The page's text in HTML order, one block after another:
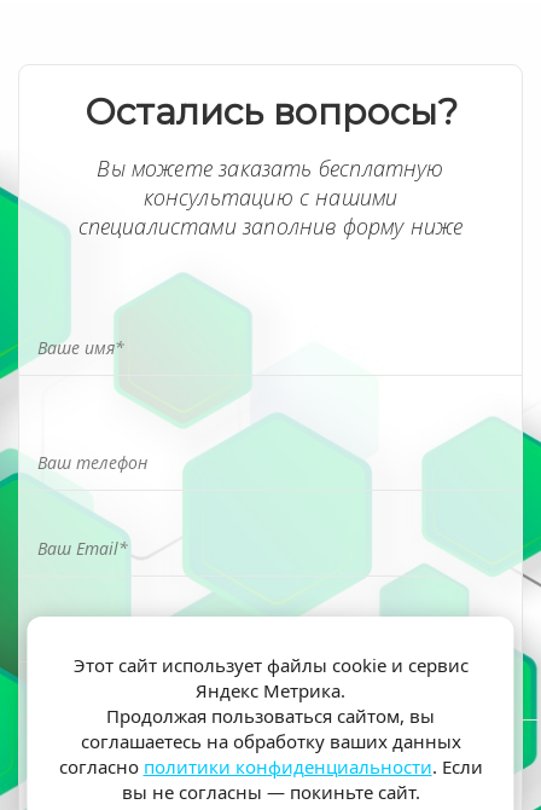
Остались вопросы?
Вы можете заказать бесплатную
консультацию с нашими
специалистами заполнив форму ниже
Я ознакомлен(а) и согласен(на) на обработку моих
персональных данных согласно
политики
конфиденциальности
Этот сайт использует файлы cookie и сервис
Яндекс Метрика.
Продолжая пользоваться сайтом, вы
соглашаетесь на обработку ваших данных
согласно политики конфиденциальности. Если
вы не согласны — покиньте сайт.